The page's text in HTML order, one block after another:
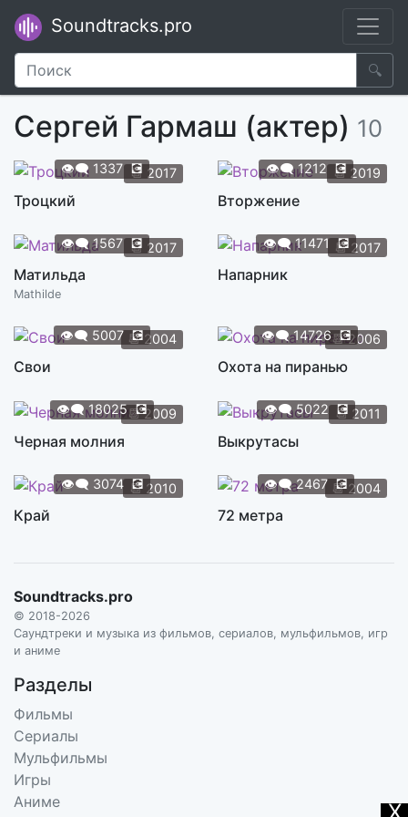
Soundtracks.pro
🔍
Сергей Гармаш (актер) 10
📆 2017
👁️‍🗨️ 1337 💽
Троцкий
📆2019
👁️‍🗨️1212 💽
Вторжение
📆 2017
👁️‍🗨️1567 💽
Матильда
Mathilde
📆2017
👁️‍🗨️11471 💽
Напарник
📆2004
👁️‍🗨️ 5007 💽
Свои
📆2006
👁️‍🗨️14726 💽
Охота на пиранью
📆2009
👁️‍🗨️18025 💽
Черная молния
📆2011
👁️‍🗨️5022 💽
Выкрутасы
📆2010
👁️‍🗨️ 3074 💽
Край
📆2004
👁️‍🗨️2467 💽
72 метра
Soundtracks.pro
© 2018-2026
Саундтреки и музыка из фильмов, сериалов, мульфильмов, игр
и аниме
Разделы
Фильмы
Сериалы
Мульфильмы
Игры
Аниме